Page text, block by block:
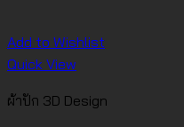
Add to Wishlist
Quick View
ผ้าปัก 3D Design